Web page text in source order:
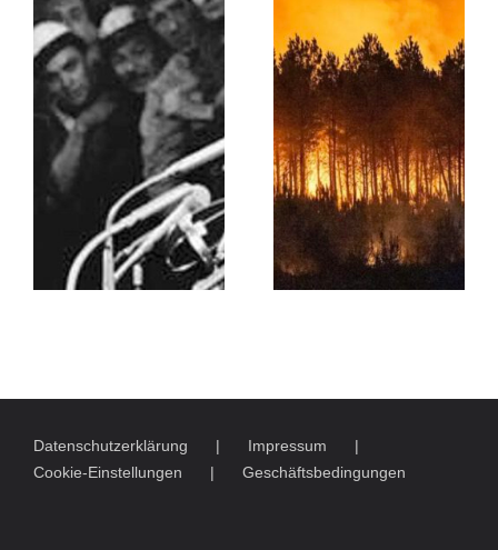
Datenschutzerklärung
Impressum
Cookie-Einstellungen
Geschäftsbedingungen